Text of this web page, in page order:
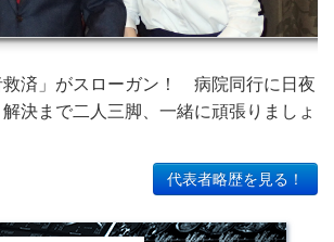
救済」がスローガン！ 病院同行に日夜
決まで二人三脚、一緒に頑張りましょ
代表者略歴を見る！